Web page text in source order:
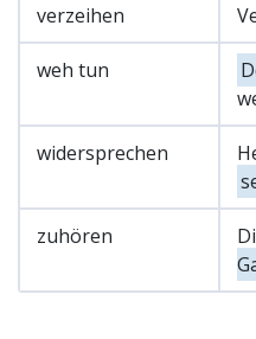
verzeihen
weh tun
widersprechen
zuhören